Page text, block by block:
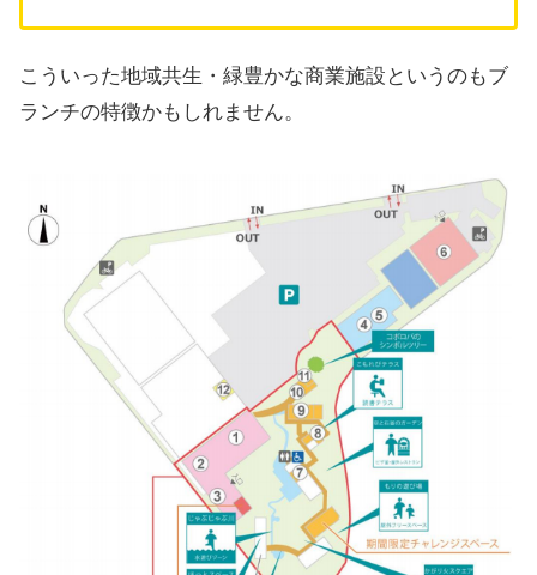
こういった地域共生・緑豊かな商業施設というのもブ
ランチの特徴かもしれません。